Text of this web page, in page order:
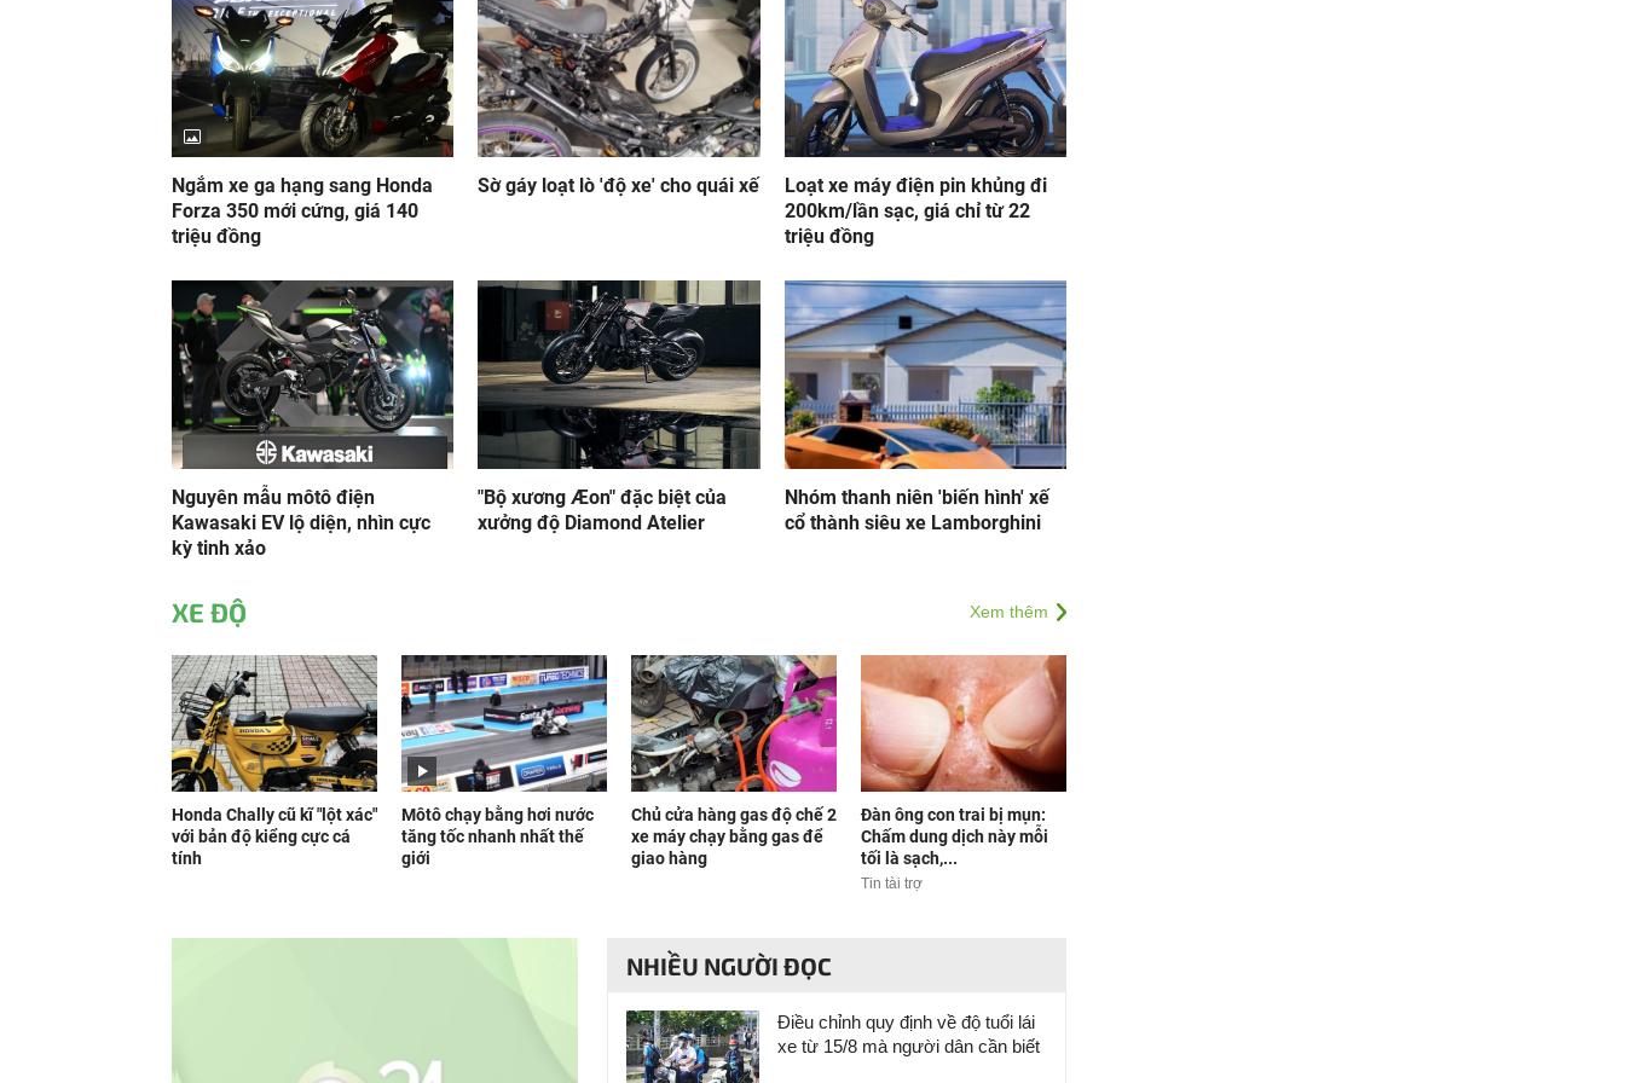
Ngắm xe ga hạng sang Honda
Forza 350 mới cứng, giá 140
triệu đồng
Sờ gáy loạt lò 'độ xe' cho quái xế
Loạt xe máy điện pin khủng đi
200km/lần sạc, giá chỉ từ 22
triệu đồng
Nguyên mẫu môtô điện
Kawasaki EV lộ diện, nhìn cực
kỳ tinh xảo
"Bộ xương Æon" đặc biệt của
xưởng độ Diamond Atelier
Nhóm thanh niên 'biến hình' xế
cổ thành siêu xe Lamborghini
XE ĐỘ Xem thêm
Honda Chally cũ kĩ "lột xác"
với bản độ kiểng cực cá
tính
Môtô chạy bằng hơi nước
tăng tốc nhanh nhất thế
giới
Chủ cửa hàng gas độ chế 2
xe máy chạy bằng gas để
giao hàng
Đàn ông con trai bị mụn:
Chấm dung dịch này mỗi
tối là sạch,...
Tin tài trợ
NHIỀU NGƯỜI ĐỌC
Điều chỉnh quy định về độ tuổi lái
xe từ 15/8 mà người dân cần biết